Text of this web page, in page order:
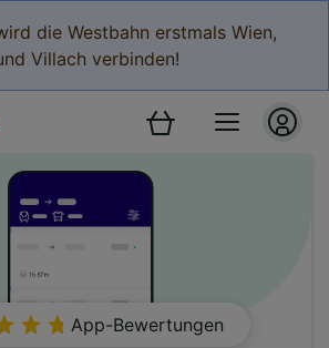
die Westbahn erstmals Wien,
Villach verbinden!
App-Bewertungen